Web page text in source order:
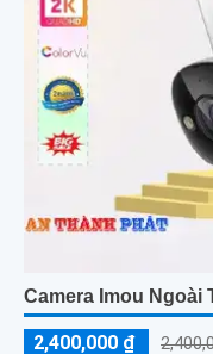
Camera Imou Ngoài
2,400,000 ₫